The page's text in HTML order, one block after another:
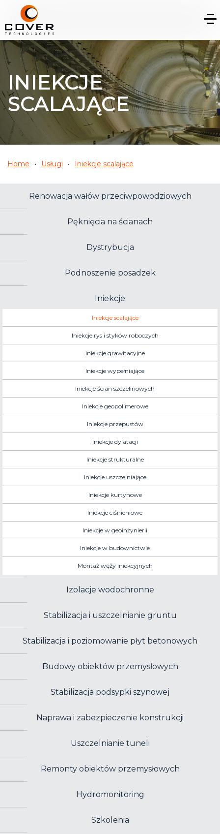
INIEKCJE
SCALAJĄCE
Home Usługi Iniekcje scalające
Renowacja wałów przeciwpowodziowych
Pęknięcia na ścianach
Dystrybucja
Podnoszenie posadzek
Iniekcje
Iniekcje scalające
Iniekcje rys i styków roboczych
Iniekcje grawitacyjne
Iniekcje wypełniające
Iniekcje ścian szczelinowych
Iniekcje geopolimerowe
Iniekcje przepustów
Iniekcje dylatacji
Iniekcje strukturalne
Iniekcje uszczelniające
Iniekcje kurtynowe
Iniekcje ciśnieniowe
Iniekcje w geoinżynierii
Iniekcje w budownictwie
Montaż węży iniekcyjnych
Izolacje wodochronne
Stabilizacja i uszczelnianie gruntu
Stabilizacja i poziomowanie płyt betonowych
Budowy obiektów przemysłowych
Stabilizacja podsypki szynowej
Naprawa i zabezpieczenie konstrukcji
Uszczelnianie tuneli
Remonty obiektów przemysłowych
Hydromonitoring
Szkolenia